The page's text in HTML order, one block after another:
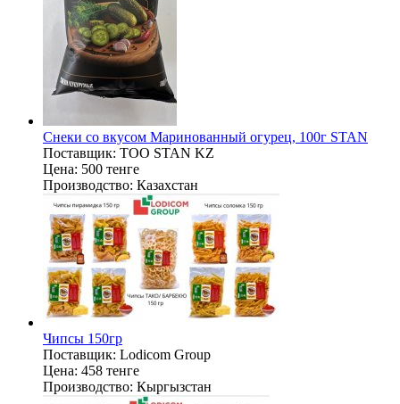
Снеки со вкусом Маринованный огурец, 100г STAN
Поставщик: ТОО STAN KZ
Цена: 500 тенге
Производство: Казахстан
Чипсы 150гр
Поставщик: Lodicom Group
Цена: 458 тенге
Производство: Кыргызстан